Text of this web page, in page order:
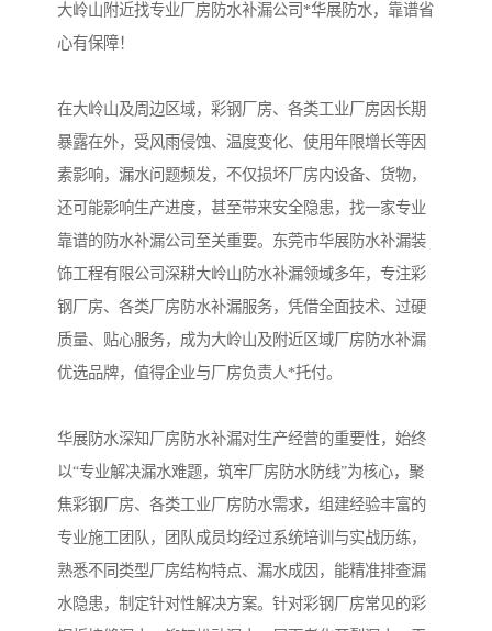
大岭山附近找专业厂房防水补漏公司*华展防水，靠谱省
心有保障！
在大岭山及周边区域，彩钢厂房、各类工业厂房因长期
暴露在外，受风雨侵蚀、温度变化、使用年限增长等因
素影响，漏水问题频发，不仅损坏厂房内设备、货物，
还可能影响生产进度，甚至带来安全隐患，找一家专业
靠谱的防水补漏公司至关重要。东莞市华展防水补漏装
饰工程有限公司深耕大岭山防水补漏领域多年，专注彩
钢厂房、各类厂房防水补漏服务，凭借全面技术、过硬
质量、贴心服务，成为大岭山及附近区域厂房防水补漏
优选品牌，值得企业与厂房负责人*托付。
华展防水深知厂房防水补漏对生产经营的重要性，始终
以“专业解决漏水难题，筑牢厂房防水防线”为核心，聚
焦彩钢厂房、各类工业厂房防水需求，组建经验丰富的
专业施工团队，团队成员均经过系统培训与实战历练，
熟悉不同类型厂房结构特点、漏水成因，能精准排查漏
水隐患，制定针对性解决方案。针对彩钢厂房常见的彩